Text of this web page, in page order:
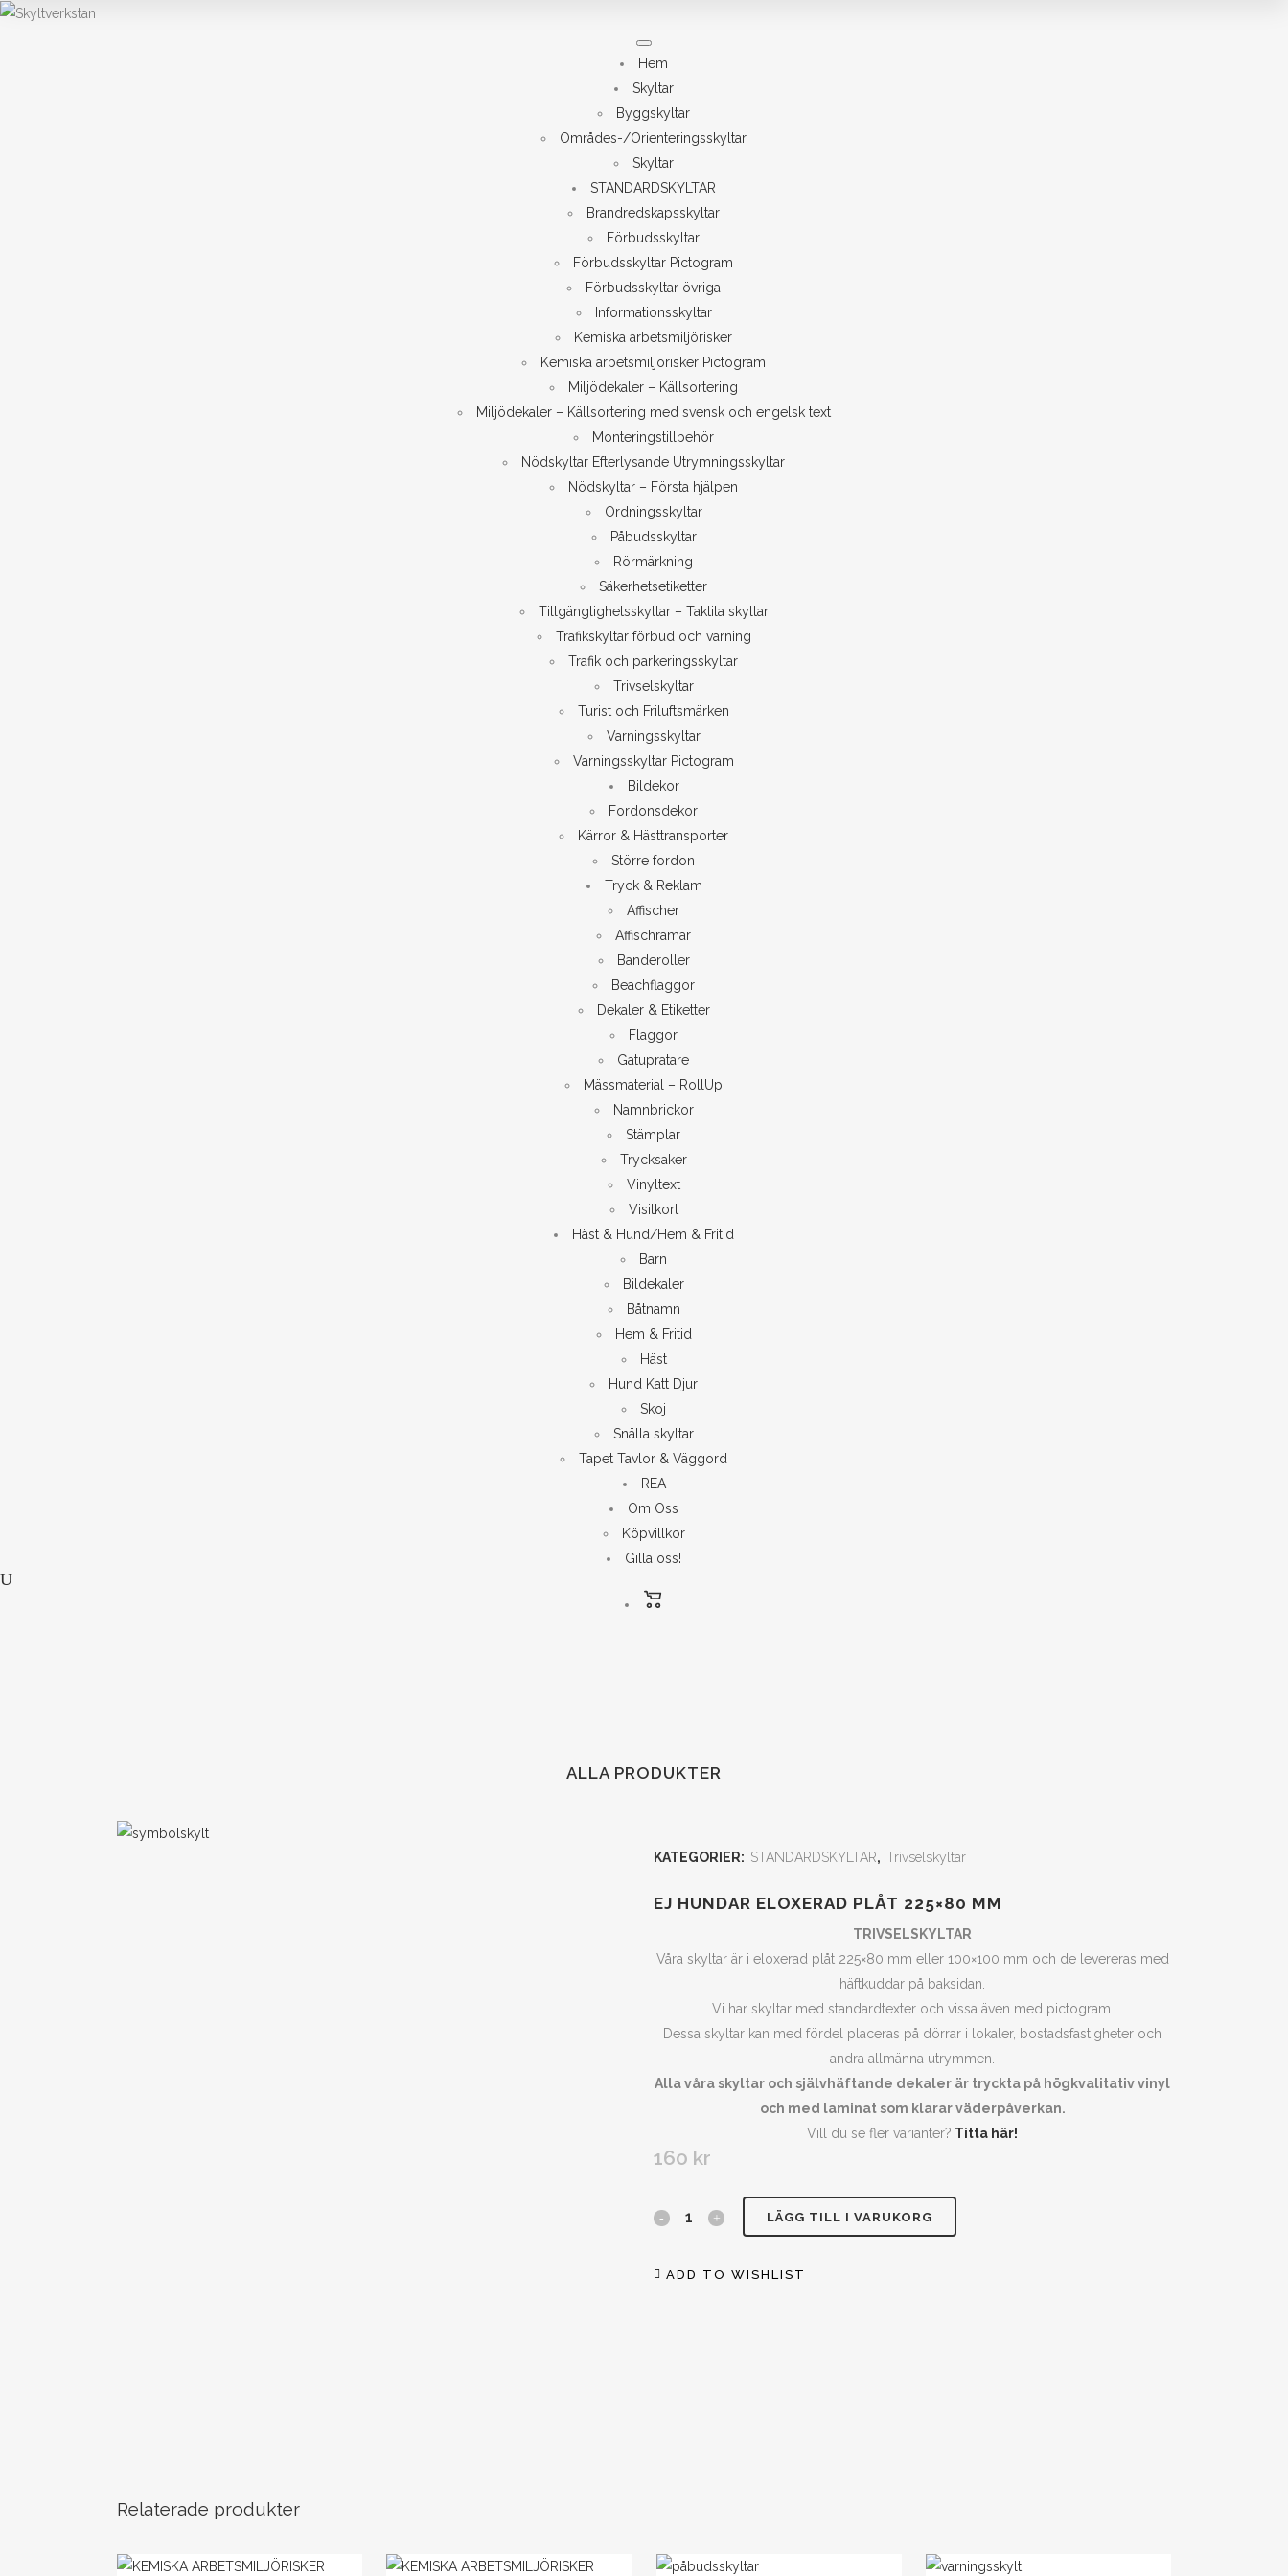
Meny
Hem
Skyltar
Byggskyltar
Områdes-/Orienteringsskyltar
Skyltar
STANDARDSKYLTAR
Brandredskapsskyltar
Förbudsskyltar
Förbudsskyltar Pictogram
Förbudsskyltar övriga
Informationsskyltar
Kemiska arbetsmiljörisker
Kemiska arbetsmiljörisker Pictogram
Miljödekaler – Källsortering
Miljödekaler – Källsortering med svensk och engelsk text
Monteringstillbehör
Nödskyltar Efterlysande Utrymningsskyltar
Nödskyltar – Första hjälpen
Ordningsskyltar
Påbudsskyltar
Rörmärkning
Säkerhetsetiketter
Tillgänglighetsskyltar – Taktila skyltar
Trafikskyltar förbud och varning
Trafik och parkeringsskyltar
Trivselskyltar
Turist och Friluftsmärken
Varningsskyltar
Varningsskyltar Pictogram
Bildekor
Fordonsdekor
Kärror & Hästtransporter
Större fordon
Tryck & Reklam
Affischer
Affischramar
Banderoller
Beachflaggor
Dekaler & Etiketter
Flaggor
Gatupratare
Mässmaterial – RollUp
Namnbrickor
Stämplar
Trycksaker
Vinyltext
Visitkort
Häst & Hund/Hem & Fritid
Barn
Bildekaler
Båtnamn
Hem & Fritid
Häst
Hund Katt Djur
Skoj
Snälla skyltar
Tapet Tavlor & Väggord
REA
Om Oss
Köpvillkor
Gilla oss!
ALLA PRODUKTER
KATEGORIER: STANDARDSKYLTAR, Trivselskyltar
EJ HUNDAR ELOXERAD PLÅT 225×80 MM
TRIVSELSKYLTAR
Våra skyltar är i eloxerad plåt 225×80 mm eller 100×100 mm och de levereras med
häftkuddar på baksidan.
Vi har skyltar med standardtexter och vissa även med pictogram.
Dessa skyltar kan med fördel placeras på dörrar i lokaler, bostadsfastigheter och
andra allmänna utrymmen.
Alla våra skyltar och självhäftande dekaler är tryckta på högkvalitativ vinyl
och med laminat som klarar väderpåverkan.
Vill du se fler varianter? Titta här!
160 kr
Ej LÄGG TILL I VARUKORG
ADD TO WISHLIST
Relaterade produkter